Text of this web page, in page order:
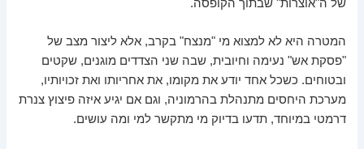
של ה"אוצרות" שבתוך הקופסה.
המטרה היא לא למצוא מי "מנצח" בקרב, אלא ליצור מצב של
"פסקת אש" נעימה וחיובית, שבה שני הצדדים מוגנים, שקטים
ובטוחים. כשכל אחד יודע את מקומו, את אחריותו ואת זכויותיו,
מערכת היחסים מתנהלת בהרמוניה, וגם אם יגיע איזה פיצוץ צנרת
דרמטי במיוחד, תדעו בדיוק מי מתקשר למי ומה עושים.